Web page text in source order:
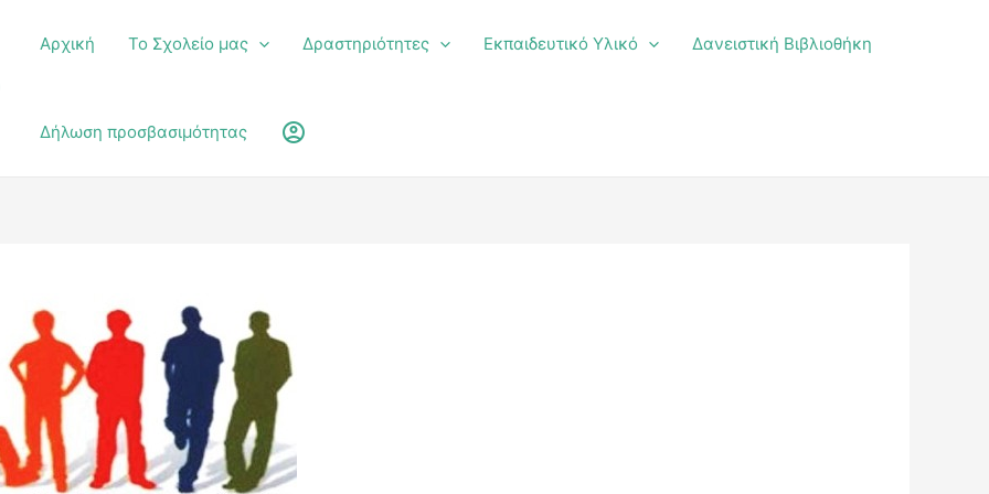
Αρχική Το Σχολείο μας Δραστηριότητες Εκπαιδευτικό Υλικό Δανειστική Βιβλιοθήκη
Δήλωση προσβασιμότητας account_circle